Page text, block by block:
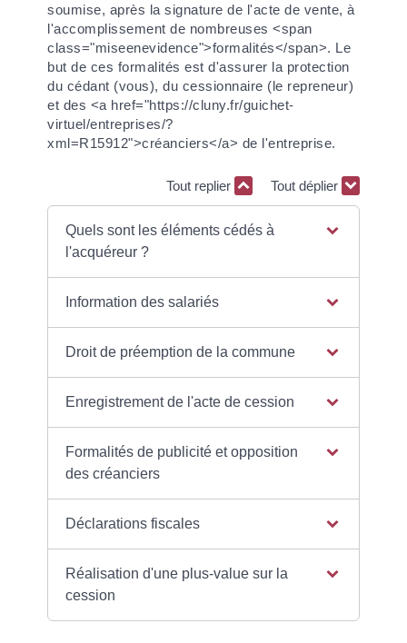
soumise, après la signature de l'acte de vente, à
l'accomplissement de nombreuses <span
class="miseenevidence">formalités</span>. Le
but de ces formalités est d'assurer la protection
du cédant (vous), du cessionnaire (le repreneur)
et des <a href="https://cluny.fr/guichet-
virtuel/entreprises/?
xml=R15912">créanciers</a> de l'entreprise.
Tout replier Tout déplier
Quels sont les éléments cédés à
l'acquéreur ?
Information des salariés
Droit de préemption de la commune
Enregistrement de l'acte de cession
Formalités de publicité et opposition
des créanciers
Déclarations fiscales
Réalisation d'une plus-value sur la
cession